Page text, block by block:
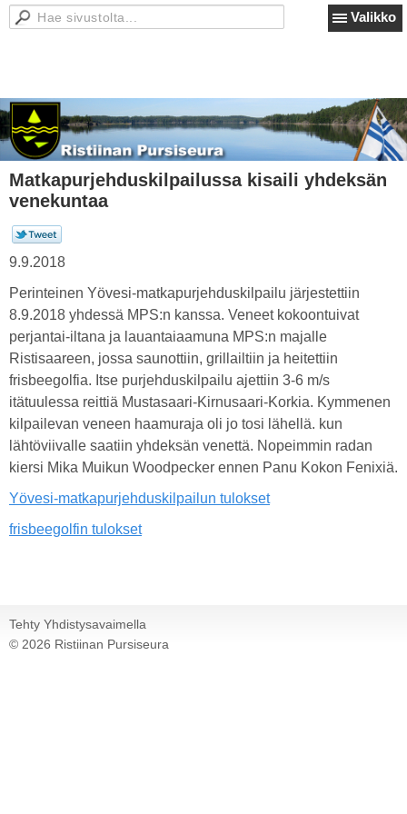
Valikko
Matkapurjehduskilpailussa kisaili yhdeksän
venekuntaa
9.9.2018
Perinteinen Yövesi-matkapurjehduskilpailu järjestettiin
8.9.2018 yhdessä MPS:n kanssa. Veneet kokoontuivat
perjantai-iltana ja lauantaiaamuna MPS:n majalle
Ristisaareen, jossa saunottiin, grillailtiin ja heitettiin
frisbeegolfia. Itse purjehduskilpailu ajettiin 3-6 m/s
itätuulessa reittiä Mustasaari-Kirnusaari-Korkia. Kymmenen
kilpailevan veneen haamuraja oli jo tosi lähellä. kun
lähtöviivalle saatiin yhdeksän venettä. Nopeimmin radan
kiersi Mika Muikun Woodpecker ennen Panu Kokon Fenixiä.
Yövesi-matkapurjehduskilpailun tulokset
frisbeegolfin tulokset
Tehty Yhdistysavaimella
© 2026 Ristiinan Pursiseura